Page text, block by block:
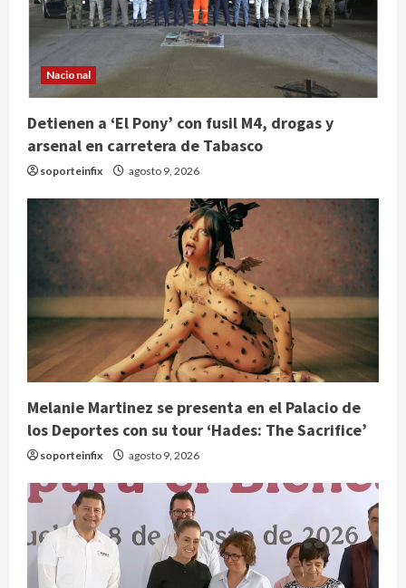
Nacional
Detienen a ‘El Pony’ con fusil M4, drogas y
arsenal en carretera de Tabasco
soporteinfix agosto 9, 2026
Melanie Martinez se presenta en el Palacio de
los Deportes con su tour ‘Hades: The Sacrifice’
soporteinfix agosto 9, 2026